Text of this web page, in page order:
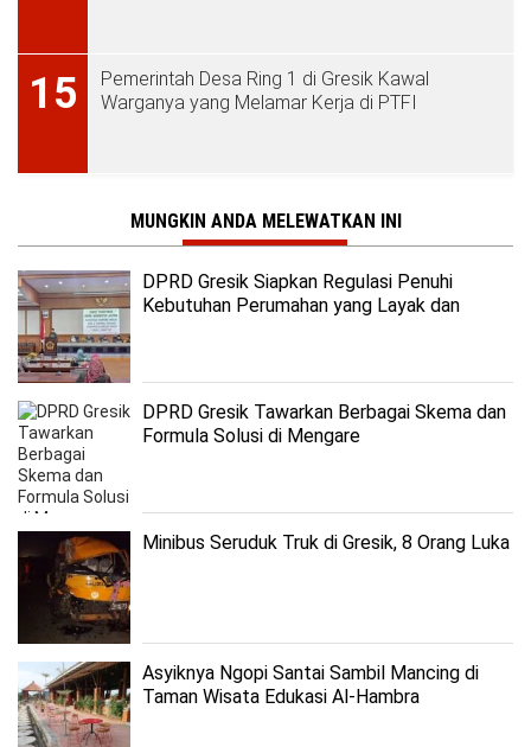
15
Pemerintah Desa Ring 1 di Gresik Kawal
Warganya yang Melamar Kerja di PTFI
MUNGKIN ANDA MELEWATKAN INI
DPRD Gresik Siapkan Regulasi Penuhi
Kebutuhan Perumahan yang Layak dan
DPRD Gresik Tawarkan Berbagai Skema dan
Formula Solusi di Mengare
Minibus Seruduk Truk di Gresik, 8 Orang Luka
Asyiknya Ngopi Santai Sambil Mancing di
Taman Wisata Edukasi Al-Hambra